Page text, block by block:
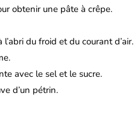
obtenir une pâte à crêpe.
du froid et du courant d’air.
avec le sel et le sucre.
d’un pétrin.